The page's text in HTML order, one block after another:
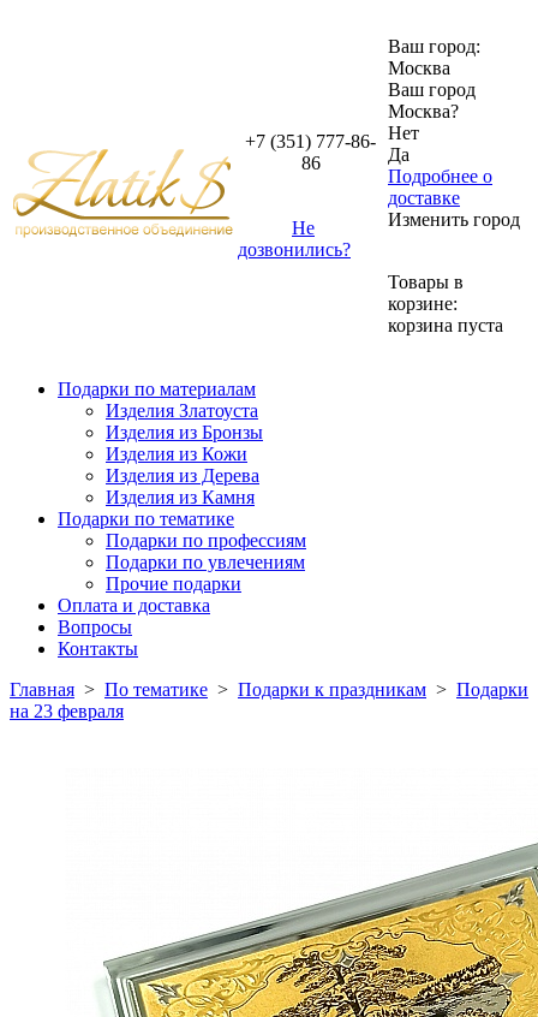
+7 (351) 777-86-
86
Не
дозвонились?
Ваш город:
Москва
Ваш город
Москва?
Нет
Да
Подробнее о
доставке
Изменить город
Товары в
корзине:
корзина пуста
Подарки по материалам
Изделия Златоуста
Изделия из Бронзы
Изделия из Кожи
Изделия из Дерева
Изделия из Камня
Подарки по тематике
Подарки по профессиям
Подарки по увлечениям
Прочие подарки
Оплата и доставка
Вопросы
Контакты
Главная > По тематике > Подарки к праздникам > Подарки
на 23 февраля